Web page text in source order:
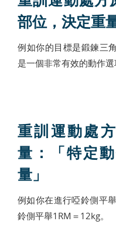
部位，決定重
例如你的目標是鍛鍊三
是一個非常有效的動作選
重訓運動處
量：「特定
量」
例如你在進行啞鈴側平
鈴側平舉1RM＝12kg。